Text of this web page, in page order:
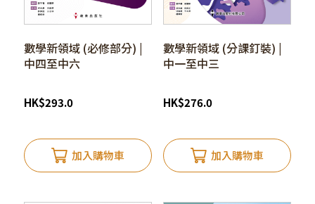
數學新領域 (必修部分) |
中四至中六
HK$293.0
加入購物車
數學新領域 (分課釘裝) |
中一至中三
HK$276.0
加入購物車